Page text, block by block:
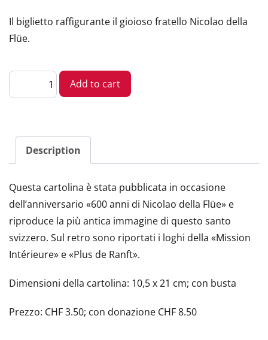
Il biglietto raffigurante il gioioso fratello Nicolao della
Flüe.
Cartolina
della
Add to cart
Description
Questa cartolina è stata pubblicata in occasione
dell’anniversario «600 anni di Nicolao della Flüe» e
riproduce la più antica immagine di questo santo
svizzero. Sul retro sono riportati i loghi della «Mission
Intérieure» e «Plus de Ranft».
Dimensioni della cartolina: 10,5 x 21 cm; con busta
Prezzo: CHF 3.50; con donazione CHF 8.50